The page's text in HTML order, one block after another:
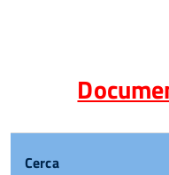
Cerca